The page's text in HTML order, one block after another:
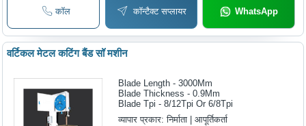
कॉल कॉन्टैक्ट सप्लायर WhatsApp
वर्टिकल मेटल कटिंग बैंड सॉ मशीन
Blade Length - 3000Mm
Blade Thickness - 0.9Mm
Blade Tpi - 8/12Tpi Or 6/8Tpi
व्यापार प्रकार:निर्माता | आपूर्तिकर्ता